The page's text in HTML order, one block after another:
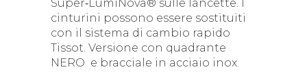
Super‑LumiNova® sulle lancette. I
cinturini possono essere sostituiti
con il sistema di cambio rapido
Tissot. Versione con quadrante
NERO e bracciale in acciaio inox.